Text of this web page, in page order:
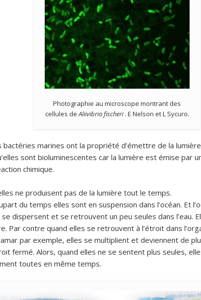
Photographie au microscope montrant des
cellules deAliivibrio fischeri. E Nelson et L Sycuro.
bactéries marines ont la propriété d’émettre de la
sont bioluminescentes car la lumière est émise par
chimique.
ne produisent pas de la lumière tout le temps.
du temps elles sont en suspension dans l’océan. Et
se dispersent et se retrouvent un peu seules dans l’eau.
Par contre quand elles se retrouvent à l’étroit dans
par exemple, elles se multiplient et deviennent de
fermé. Alors, quand elles ne se sentent plus seules,
toutes en même temps.